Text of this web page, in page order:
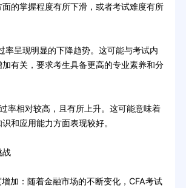
的掌握程度有所下滑，或者考试难度有所
呈现明显的下降趋势。这可能与考试内
有关，要求考生具备更高的专业素养和分
相对较高，且有所上升。这可能意味着
和应用能力方面表现较好。
：随着金融市场的不断变化，CFA考试